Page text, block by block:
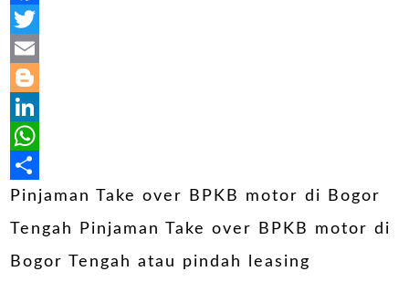
Facebook
Twitter
Email
Blogger
LinkedIn
WhatsApp
Share
Pinjaman Take over BPKB motor di Bogor
Tengah Pinjaman Take over BPKB motor di
Bogor Tengah atau pindah leasing